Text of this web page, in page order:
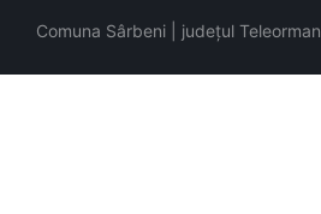
Comuna Sârbeni | județul Teleorman